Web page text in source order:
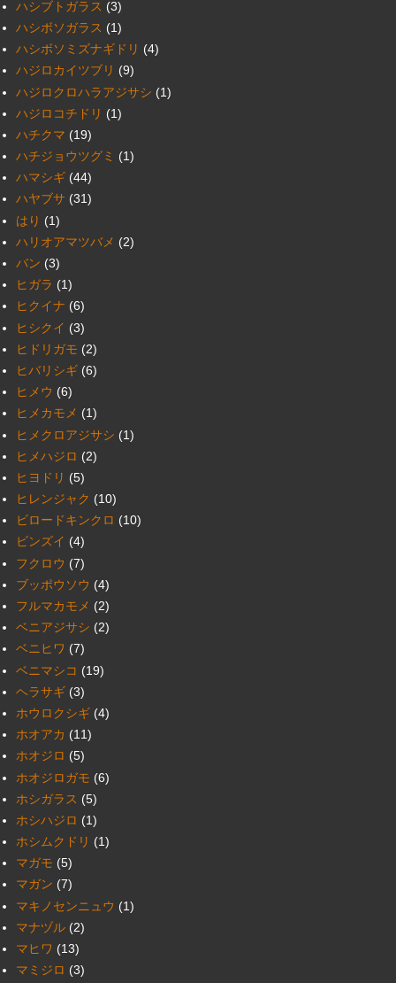
ハシブトガラス (3)
ハシボソガラス (1)
ハシボソミズナギドリ (4)
ハジロカイツブリ (9)
ハジロクロハラアジサシ (1)
ハジロコチドリ (1)
ハチクマ (19)
ハチジョウツグミ (1)
ハマシギ (44)
ハヤブサ (31)
はり (1)
ハリオアマツバメ (2)
バン (3)
ヒガラ (1)
ヒクイナ (6)
ヒシクイ (3)
ヒドリガモ (2)
ヒバリシギ (6)
ヒメウ (6)
ヒメカモメ (1)
ヒメクロアジサシ (1)
ヒメハジロ (2)
ヒヨドリ (5)
ヒレンジャク (10)
ビロードキンクロ (10)
ビンズイ (4)
フクロウ (7)
ブッポウソウ (4)
フルマカモメ (2)
ベニアジサシ (2)
ベニヒワ (7)
ベニマシコ (19)
ヘラサギ (3)
ホウロクシギ (4)
ホオアカ (11)
ホオジロ (5)
ホオジロガモ (6)
ホシガラス (5)
ホシハジロ (1)
ホシムクドリ (1)
マガモ (5)
マガン (7)
マキノセンニュウ (1)
マナヅル (2)
マヒワ (13)
マミジロ (3)